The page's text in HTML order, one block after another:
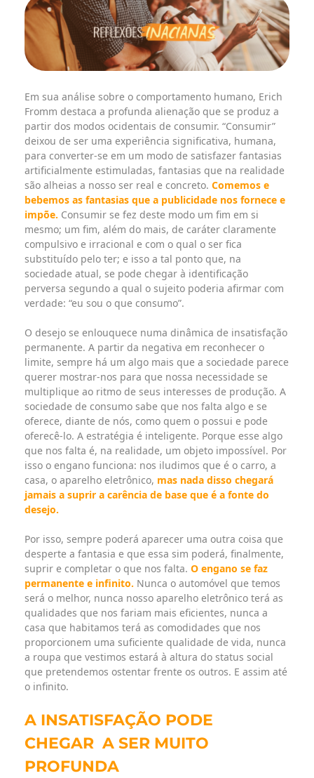
Em sua análise sobre o comportamento humano, Erich
Fromm destaca a profunda alienação que se produz a
partir dos modos ocidentais de consumir. “Consumir”
deixou de ser uma experiência significativa, humana,
para converter-se em um modo de satisfazer fantasias
artificialmente estimuladas, fantasias que na realidade
são alheias a nosso ser real e concreto. Comemos e
bebemos as fantasias que a publicidade nos fornece e
impõe. Consumir se fez deste modo um fim em si
mesmo; um fim, além do mais, de caráter claramente
compulsivo e irracional e com o qual o ser fica
substituído pelo ter; e isso a tal ponto que, na
sociedade atual, se pode chegar à identificação
perversa segundo a qual o sujeito poderia afirmar com
verdade: “eu sou o que consumo”.
O desejo se enlouquece numa dinâmica de insatisfação
permanente. A partir da negativa em reconhecer o
limite, sempre há um algo mais que a sociedade parece
querer mostrar-nos para que nossa necessidade se
multiplique ao ritmo de seus interesses de produção. A
sociedade de consumo sabe que nos falta algo e se
oferece, diante de nós, como quem o possui e pode
oferecê-lo. A estratégia é inteligente. Porque esse algo
que nos falta é, na realidade, um objeto impossível. Por
isso o engano funciona: nos iludimos que é o carro, a
casa, o aparelho eletrônico, mas nada disso chegará
jamais a suprir a carência de base que é a fonte do
desejo.
Por isso, sempre poderá aparecer uma outra coisa que
desperte a fantasia e que essa sim poderá, finalmente,
suprir e completar o que nos falta. O engano se faz
permanente e infinito. Nunca o automóvel que temos
será o melhor, nunca nosso aparelho eletrônico terá as
qualidades que nos fariam mais eficientes, nunca a
casa que habitamos terá as comodidades que nos
proporcionem uma suficiente qualidade de vida, nunca
a roupa que vestimos estará à altura do status social
que pretendemos ostentar frente os outros. E assim até
o infinito.
A INSATISFAÇÃO PODE
CHEGAR A SER MUITO
PROFUNDA